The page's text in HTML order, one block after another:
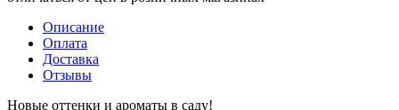
Описание
Оплата
Доставка
Отзывы
Новые оттенки и ароматы в саду!